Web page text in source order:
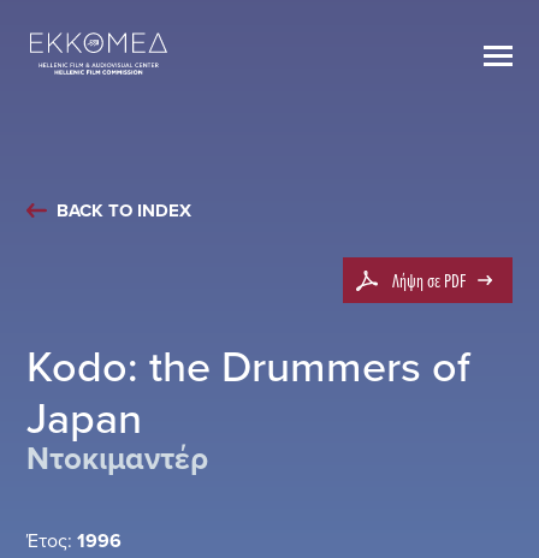
BACK TO INDEX
Λήψη σε PDF
Kodo: the Drummers of
Japan
Ντοκιμαντέρ
Έτος: 1996